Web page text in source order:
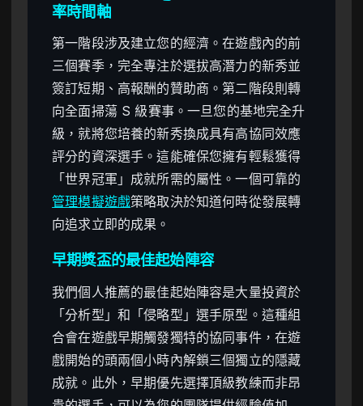
率時間軸
第一階段涉及建立您的經濟。在遊戲內的前
三個賽季，完全專注於選拔高潛力的新秀並
簽訂短期、高報酬的贊助商。第二階段則轉
向全面掃蕩 S 級賽事。一旦您的基地完全升
級，就將您培養的新秀換成具有高協同效應
評分的資深選手。這能確保您擁有輕鬆獲得
「世界冠軍」成就所需的屬性。一個可靠的
管理模擬遊戲策略取決於知道何時從發展轉
向追求立即的成果。
早期獎盃的最佳起始陣容
我們個人推薦的最佳起始陣容是大量投資於
「分析型」和「侵略型」選手原型。這種組
合會在遊戲早期觸發獨特的協同事件，在遊
戲開始的頭兩個小時內解鎖三個獨立的隱藏
成就。此外，早期優先選擇頂級教練而非昂